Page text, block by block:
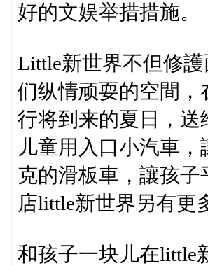
好的文娱举措措施。
Little新世界不但修
们纵情顽耍的空間
行将到来的夏日，
儿童用入口小汽車
克的滑板車，讓孩
店little新世界另有更
和孩子一块儿在little